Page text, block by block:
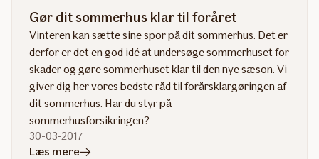
Gør dit sommerhus klar til foråret
Vinteren kan sætte sine spor på dit sommerhus. Det er
derfor er det en god idé at undersøge sommerhuset for
skader og gøre sommerhuset klar til den nye sæson. Vi
giver dig her vores bedste råd til forårsklargøringen af
dit sommerhus. Har du styr på
sommerhusforsikringen?
30-03-2017
Læs merei